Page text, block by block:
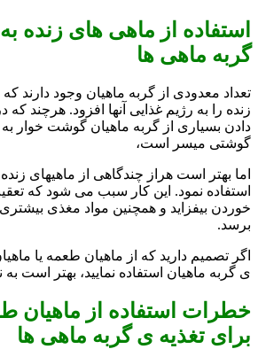
استفاده از ماهی های زنده
گربه ماهی ها
تعداد معدودی از گربه ماهیان وجود دارند
زنده را به رژیم غذایی آنها افزود. هرچند
دادن بسیاری از گربه ماهیان گوشت خوار
گوشتی میسر است،
اما بهتر است هراز چندگاهی از ماهیهای زنده
استفاده نمود. این کار سبب می شود که
خوردن بیفزاید و همچنین مواد مغذی
برسد.
اگر تصمیم دارید که از ماهیان طعمه یا
ی گربه ماهیان استفاده نمایید، بهتر است به
خطرات استفاده از ماهیان
برای تغذیه ی گربه ماهی ها